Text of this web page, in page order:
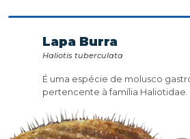
Lapa Burra
Haliotis tuberculata
É uma espécie de molusco
pertencente à família Haliotidae.